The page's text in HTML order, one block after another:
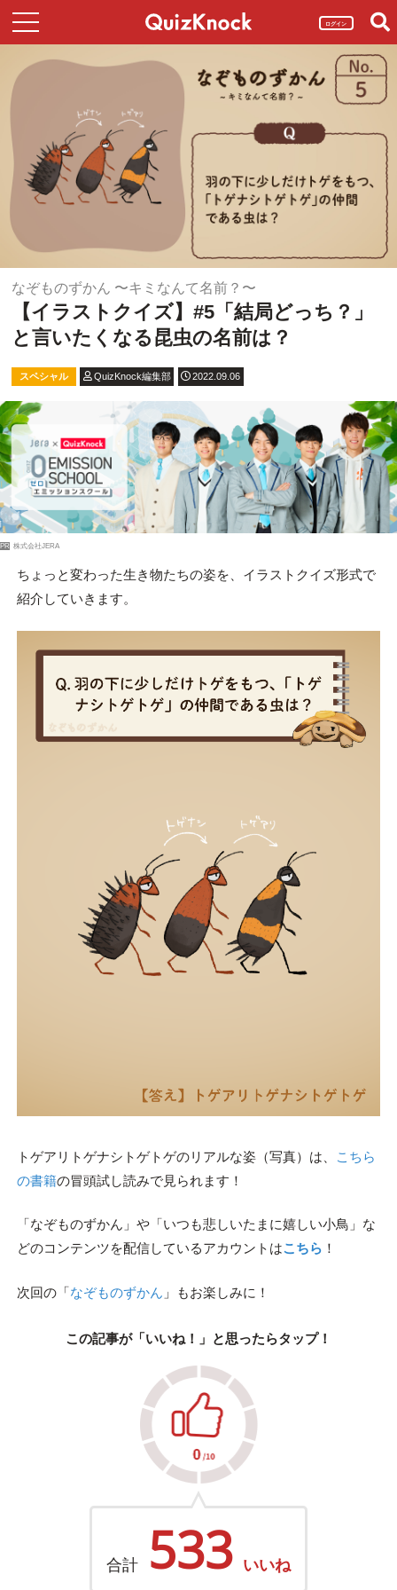
ログイン
なぞものずかん 〜キミなんて名前？〜
【イラストクイズ】#5「結局どっち？」
と言いたくなる昆虫の名前は？
スペシャル QuizKnock編集部 2022.09.06
PR 株式会社JERA
ちょっと変わった生き物たちの姿を、イラストクイズ形式で
紹介していきます。
トゲアリトゲナシトゲトゲのリアルな姿（写真）は、
こちら
の書籍の冒頭試し読みで見られます！
「なぞものずかん」や「いつも悲しいたまに嬉しい小鳥」な
どのコンテンツを配信しているアカウントはこちら ！
次回の「なぞものずかん 」もお楽しみに！
この記事が「いいね！」と思ったらタップ！
合計 533 いいね